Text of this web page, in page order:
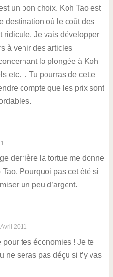
un bon choix. Koh Tao est
destination où le coût des
ridicule. Je vais développer
à venir des articles
la plongée à Koh
etc… Tu pourras de cette
compte que les prix sont
derrière la tortue me donne
Pourquoi pas cet été si
un peu d’argent.
2011
pour tes économies ! Je te
ne seras pas déçu si t’y vas